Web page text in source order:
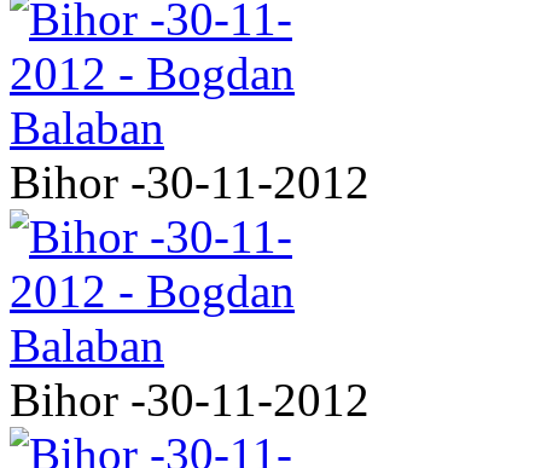
Bihor -30-11-2012
Bihor -30-11-2012